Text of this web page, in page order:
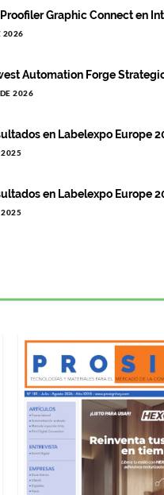
Graphic Connect en
2026
Automation Forge
2026
en Labelexpo Europe
2025
en Labelexpo Europe
2025